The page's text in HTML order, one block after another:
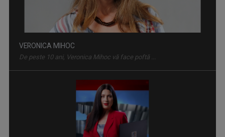
LUMEA DE APROAPE
Emisiunea abordează subiecte de interes ...
VERONICA MIHOC
De peste 10 ani, Veronica Mihoc vă face poftă ...